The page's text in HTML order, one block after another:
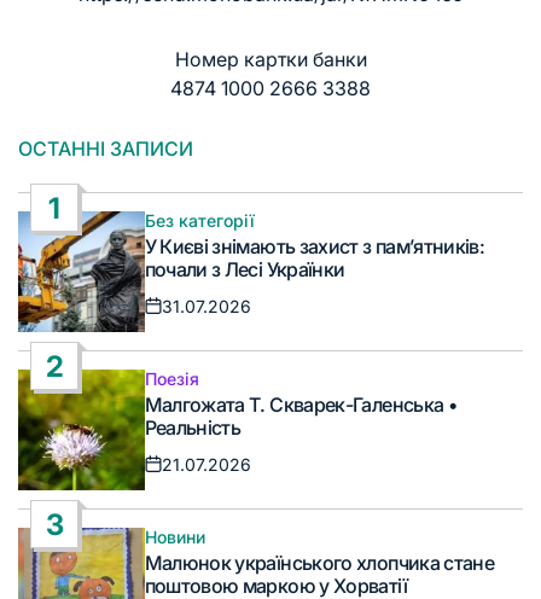
Номер картки банки
4874 1000 2666 3388
ОСТАННІ ЗАПИСИ
1
Опублікувати
у
Без категорії
У Києві знімають захист з пам’ятників:
почали з Лесі Українки
Дата
31.07.2026
2
Опублікувати
у
Поезія
Малгожата Т. Скварек-Галенська •
Реальність
Дата
21.07.2026
3
Опублікувати
у
Новини
Малюнок українського хлопчика стане
поштовою маркою у Хорватії